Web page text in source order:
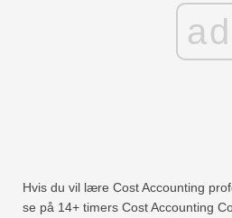
ad
Hvis du vil lære Cost Accounting
se på 14+ timers Cost Accounting